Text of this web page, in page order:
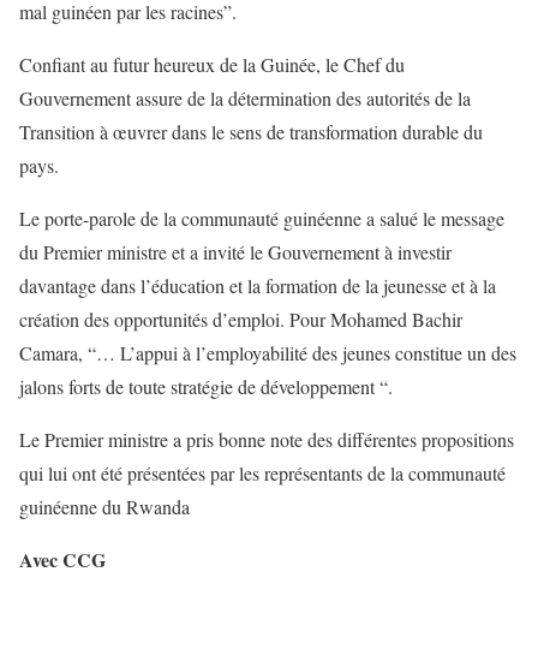
mal guinéen par les racines”.
Confiant au futur heureux de la Guinée, le Chef du
Gouvernement assure de la détermination des autorités de la
Transition à œuvrer dans le sens de transformation durable du
pays.
Le porte-parole de la communauté guinéenne a salué le message
du Premier ministre et a invité le Gouvernement à investir
davantage dans l’éducation et la formation de la jeunesse et à la
création des opportunités d’emploi. Pour Mohamed Bachir
Camara, “… L’appui à l’employabilité des jeunes constitue un des
jalons forts de toute stratégie de développement “.
Le Premier ministre a pris bonne note des différentes propositions
qui lui ont été présentées par les représentants de la communauté
guinéenne du Rwanda
Avec CCG